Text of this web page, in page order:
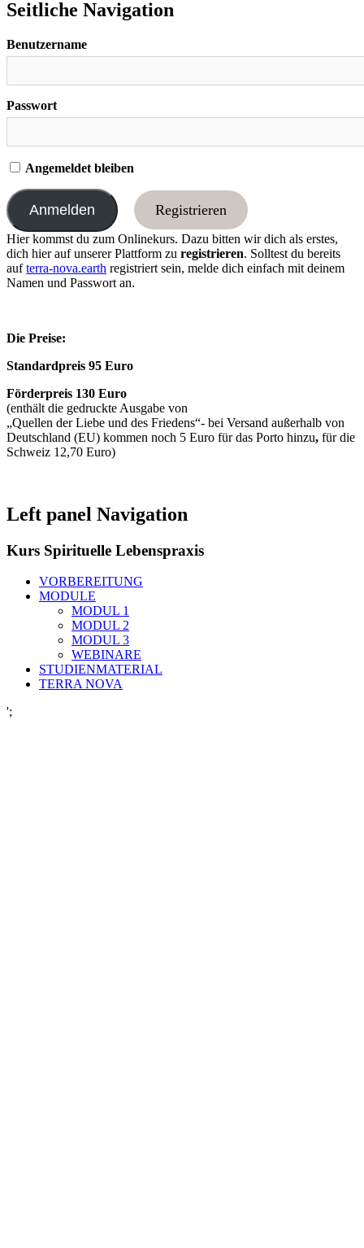
Seitliche Navigation
Benutzername
Passwort
Angemeldet bleiben
Registrieren
Hier kommst du zum Onlinekurs. Dazu bitten wir dich als erstes,
dich hier auf unserer Plattform zu registrieren. Solltest du bereits
aufterra-nova.earth registriert sein, melde dich einfach mit deinem
Namen und Passwort an.
Die Preise:
Standardpreis 95 Euro
Förderpreis 130 Euro
(enthält die gedruckte Ausgabe von
„Quellen der Liebe und des Friedens“- bei Versand außerhalb von
Deutschland (EU) kommen noch 5 Euro für das Porto hinzu, für die
Schweiz 12,70 Euro)
Left panel Navigation
Kurs Spirituelle Lebenspraxis
VORBEREITUNG
MODULE
MODUL 1
MODUL 2
MODUL 3
WEBINARE
STUDIENMATERIAL
TERRA NOVA
';